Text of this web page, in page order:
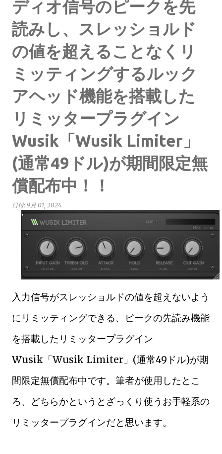
ディオ信号のピークを先
読みし、スレッショルド
の値を超えることなくリ
ミッティングするルック
アヘッド機能を搭載した
リミッタープラグイン
Wusik「Wusik Limiter」
(通常49ドル)が期間限定無
償配布中！！
日付: 9月 01, 2024
入力信号がスレッショルドの値を超えないよう
にリミッティングできる、ピークの先読み機能
を搭載したリミッタープラグイン
Wusik「Wusik Limiter」(通常49ドル)が期
間限定無償配布中です。筆者が使用したとこ
ろ、どちらかというとざっくり使うお手軽系の
リミッタープラグインだと思います。